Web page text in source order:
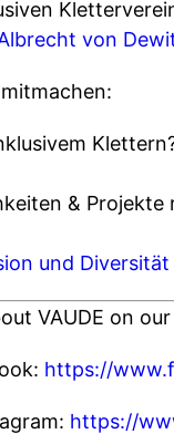
von
&
und Diversität
VAUDE on
https://
https://